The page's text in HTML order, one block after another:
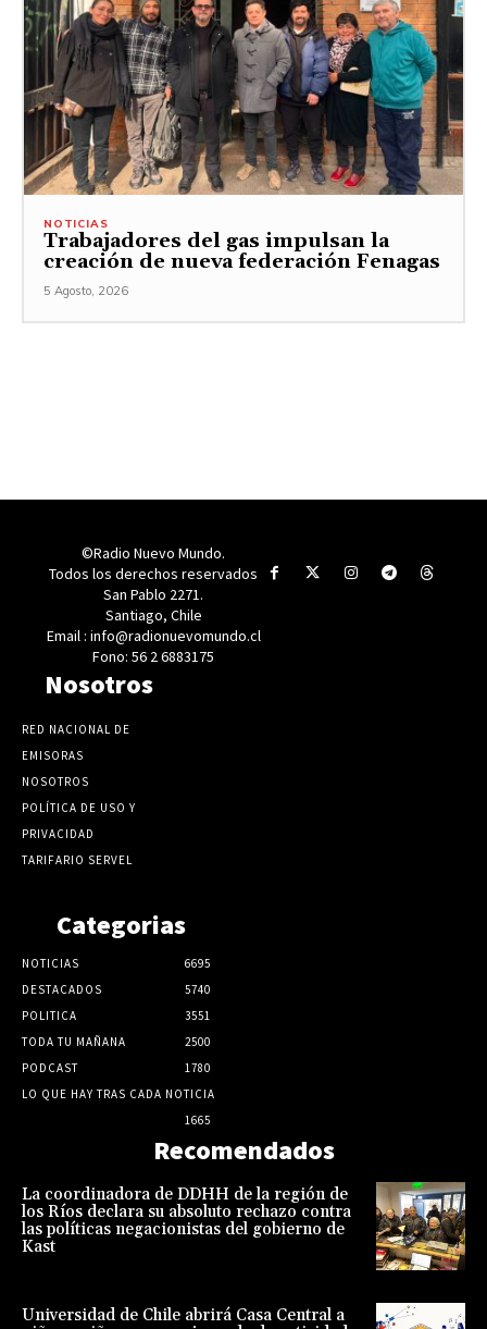
NOTICIAS
Trabajadores del gas impulsan la
creación de nueva federación Fenagas
5 Agosto, 2026
©Radio Nuevo Mundo.
Todos los derechos reservados
San Pablo 2271.
Santiago, Chile
Email : info@radionuevomundo.cl
Fono: 56 2 6883175
Nosotros
RED NACIONAL DE
EMISORAS
NOSOTROS
POLÍTICA DE USO Y
PRIVACIDAD
TARIFARIO SERVEL
Categorias
NOTICIAS
6695
DESTACADOS
5740
POLITICA
3551
TODA TU MAÑANA
2500
PODCAST
1780
LO QUE HAY TRAS CADA NOTICIA
1665
Recomendados
La coordinadora de DDHH de la región de
los Ríos declara su absoluto rechazo contra
las políticas negacionistas del gobierno de
Kast
Universidad de Chile abrirá Casa Central a